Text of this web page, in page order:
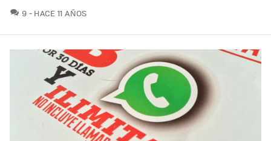
9 COMENTARIOS
HACE 11 AÑOS